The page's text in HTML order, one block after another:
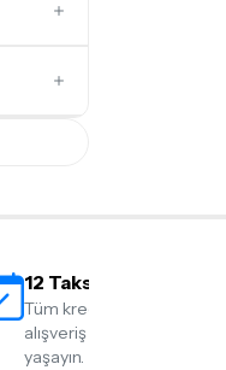
Aras
12 Taksit İmkanı
Tüm kredi kartlarına 12
alışveriş yapmanın
yaşayın.